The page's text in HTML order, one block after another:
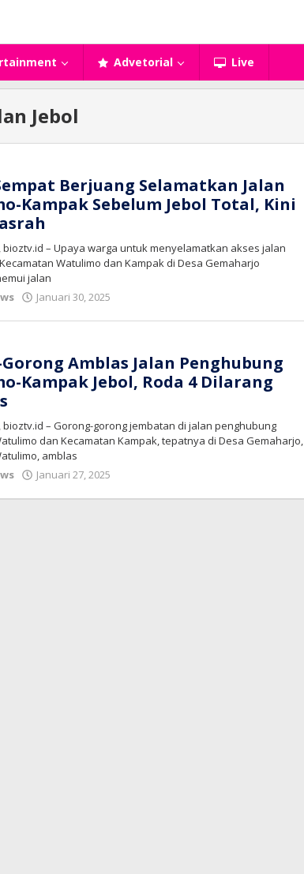
Advetorial Live
Jebol
Berjuang Selamatkan Jalan
Kampak Sebelum Jebol Total, Kini
bioztv.id – Upaya warga untuk menyelamatkan akses jalan
Watulimo dan Kampak di Desa Gemaharjo
jalan
Januari 30, 2025
tv
Amblas Jalan Penghubung
Kampak Jebol, Roda 4 Dilarang
bioztv.id – Gorong-gorong jembatan di jalan penghubung
dan Kecamatan Kampak, tepatnya di Desa Gemaharjo,
amblas
Januari 27, 2025
tv